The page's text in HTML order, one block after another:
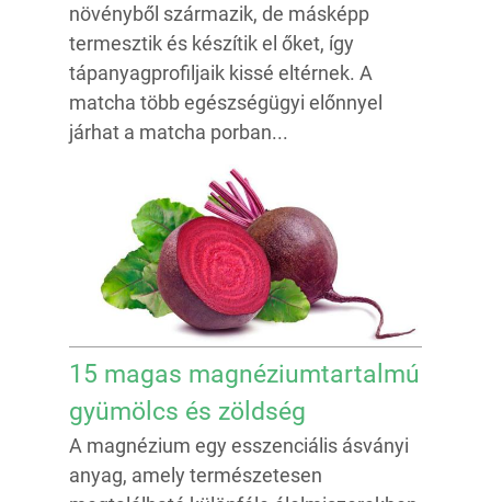
növényből származik, de másképp
termesztik és készítik el őket, így
tápanyagprofiljaik kissé eltérnek. A
matcha több egészségügyi előnnyel
járhat a matcha porban...
15 magas magnéziumtartalmú
gyümölcs és zöldség
A magnézium egy esszenciális ásványi
anyag, amely természetesen